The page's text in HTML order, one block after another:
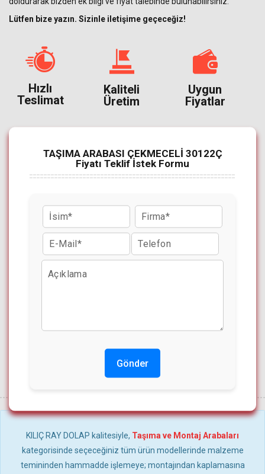
Lütfen bize yazın. Sizinle iletişime geçeceğiz!
Hızlı
Teslimat
Kaliteli
Üretim
Uygun
Fiyatlar
TAŞIMA ARABASI ÇEKMECELİ 30122Ç
Fiyatı Teklif İstek Formu
Gönder
KILIÇ RAY DOLAP kalitesiyle, Taşıma ve Montaj Arabaları
kategorisinde seçeceğiniz tüm ürün modellerinde malzeme
temininden hammadde işlemeye; montajından kaplamasına